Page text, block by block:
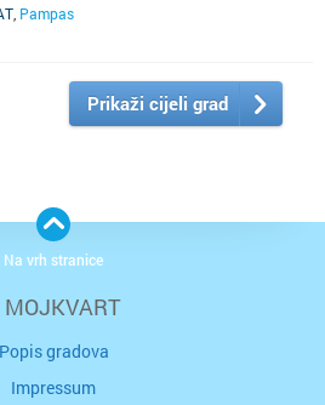
Pampas
Prikaži cijeli grad
MOJKVART
Popis gradova
Impressum
Na vrh stranice